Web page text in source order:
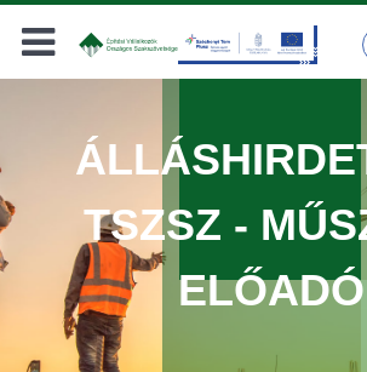
Keresés
TSZSZ -
ELŐADÓ